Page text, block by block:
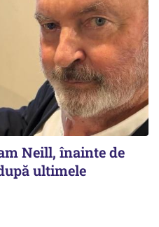
Neill, înainte de
ultimele